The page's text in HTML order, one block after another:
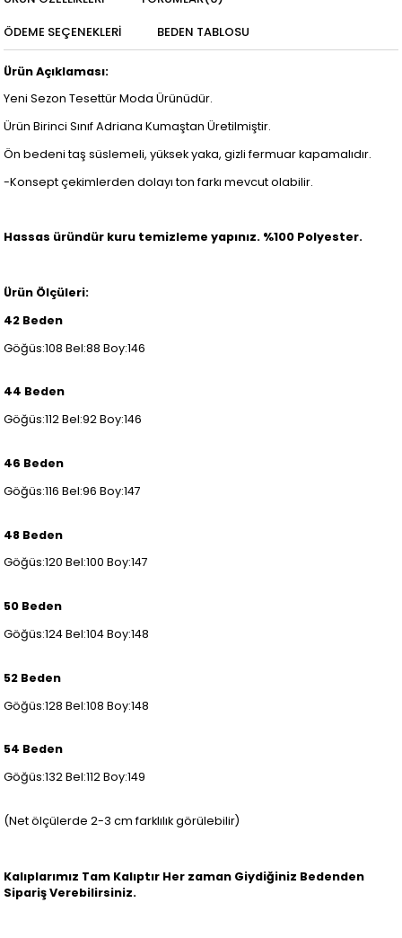
ÖDEME SEÇENEKLERI
BEDEN TABLOSU
Ürün Açıklaması:
Yeni Sezon Tesettür Moda Ürünüdür.
Ürün Birinci Sınıf Adriana Kumaştan Üretilmiştir.
Ön bedeni taş süslemeli, yüksek yaka, gizli fermuar kapamalıdır.
-Konsept çekimlerden dolayı ton farkı mevcut olabilir.
Hassas üründür kuru temizleme yapınız. %100 Polyester.
Ürün Ölçüleri:
42 Beden
Göğüs:108 Bel:88 Boy:146
44 Beden
Göğüs:112 Bel:92 Boy:146
46 Beden
Göğüs:116 Bel:96 Boy:147
48 Beden
Göğüs:120 Bel:100 Boy:147
50 Beden
Göğüs:124 Bel:104 Boy:148
52 Beden
Göğüs:128 Bel:108 Boy:148
54 Beden
Göğüs:132 Bel:112 Boy:149
(Net ölçülerde 2-3 cm farklılık görülebilir)
Kalıplarımız Tam Kalıptır Her zaman Giydiğiniz Bedenden
Sipariş Verebilirsiniz.